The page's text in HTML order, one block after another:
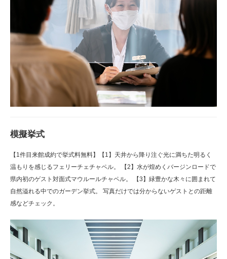
模擬挙式
【1件目来館成約で挙式料無料】【1】天井から降り注ぐ光に満ちた明るく
温もりを感じるフェリーチェチャペル。 【2】水が煌めくバージンロードで
県内初のゲスト対面式マウルールチャペル。 【3】緑豊かな木々に囲まれて
自然溢れる中でのガーデン挙式。 写真だけでは分からないゲストとの距離
感などチェック。